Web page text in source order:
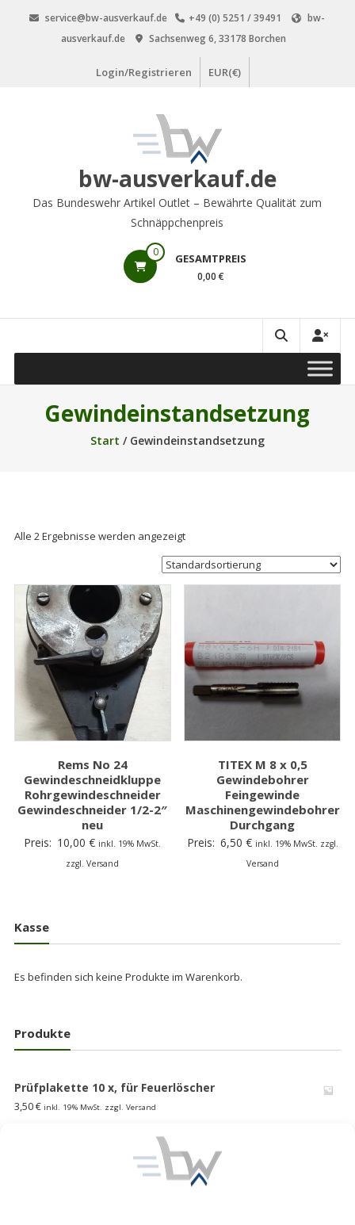
service@bw-ausverkauf.de +49 (0) 5251 / 39491
bw-
ausverkauf.de
Sachsenweg 6, 33178 Borchen
Login/Registrieren EUR(€)
bw-ausverkauf.de
Das Bundeswehr Artikel Outlet – Bewährte Qualität zum
Schnäppchenpreis
0 GESAMTPREIS
0,00 €
Gewindeinstandsetzung
Start / Gewindeinstandsetzung
Alle 2 Ergebnisse werden angezeigt
Rems No 24
Gewindeschneidkluppe
Rohrgewindeschneider
Gewindeschneider 1/2-2″
neu
Preis: 10,00€ inkl. 19% MwSt.
zzgl. Versand
TITEX M 8 x 0,5
Gewindebohrer
Feingewinde
Maschinengewindebohrer
Durchgang
Preis: 6,50 € inkl. 19% MwSt. zzgl.
Versand
Kasse
Es befinden sich keine Produkte im Warenkorb.
Produkte
Prüfplakette 10 x, für Feuerlöscher
3,50€ inkl. 19% MwSt. zzgl. Versand
1000 l faltbarer Wasserspeicher Lagertank
Wasserblase Behälter Bundeswehr